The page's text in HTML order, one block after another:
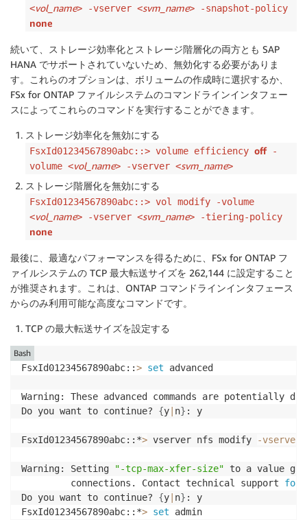
<vol_name> -vserver <svm_name> -snapshot-policy
none
続いて、ストレージ効率化とストレージ階層化の両方とも SAP
HANA でサポートされていないため、無効化する必要がありま
す。これらのオプションは、ボリュームの作成時に選択するか、
FSx for ONTAP ファイルシステムのコマンドラインインタフェー
スによってこれらのコマンドを実行することができます。
ストレージ効率化を無効にする
FsxId01234567890abc::> volume efficiency off-
volume <vol_name> -vserver <svm_name>
ストレージ階層化を無効にする
FsxId01234567890abc::> vol modify -volume
<vol_name> -vserver <svm_name> -tiering-policy
none
最後に、最適なパフォーマンスを得るために、FSx for ONTAP フ
ァイルシステムの TCP 最大転送サイズを 262,144 に設定すること
が推奨されます。これは、ONTAP コマンドラインインタフェース
からのみ利用可能な高度なコマンドです。
TCP の最大転送サイズを設定する
FsxId01234567890abc::> set advanced
Warning: These advanced commands are potentially
Do you want to continue? {y n} : y
FsxId01234567890abc::*> vserver nfs modify -vserver
Warning: Setting "-tcp-max-xfer-size" to a value
         connections. Contact technical support
for
Do you want to continue? {y n} : y
FsxId01234567890abc::*> set admin
Bash